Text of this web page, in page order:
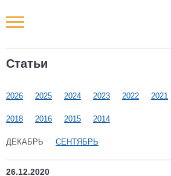
Статьи
2026 2025 2024 2023 2022 2021
2018 2016 2015 2014
ДЕКАБРЬ СЕНТЯБРЬ
26.12.2020
Новости РФ
Наши мероприятия
Статьи